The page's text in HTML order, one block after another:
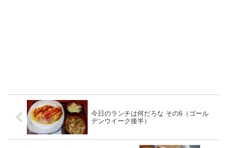
今日のランチは何だろな その6（ゴール
デンウイーク後半）